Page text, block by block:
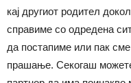
кај другиот родител
справиме со одредена
да постапиме или пак
прашање. Секогаш